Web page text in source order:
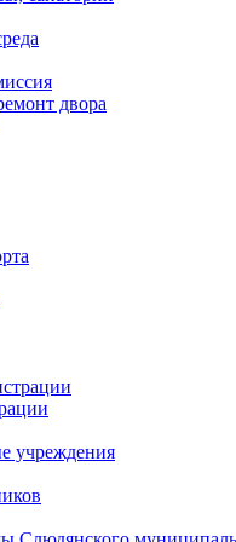
двора
учреждения